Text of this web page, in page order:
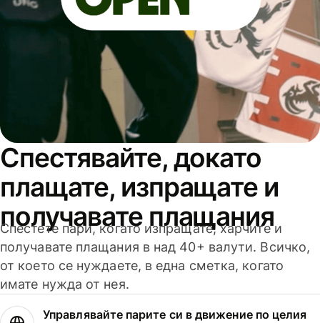
Спестявайте, докато
плащате, изпращате и
получавате плащания
Спестете пари, когато изпращате, харчите и
получавате плащания в над 40+ валути. Всичко,
от което се нуждаете, в една сметка, когато
имате нужда от нея.
Управлявайте парите си в движение по целия